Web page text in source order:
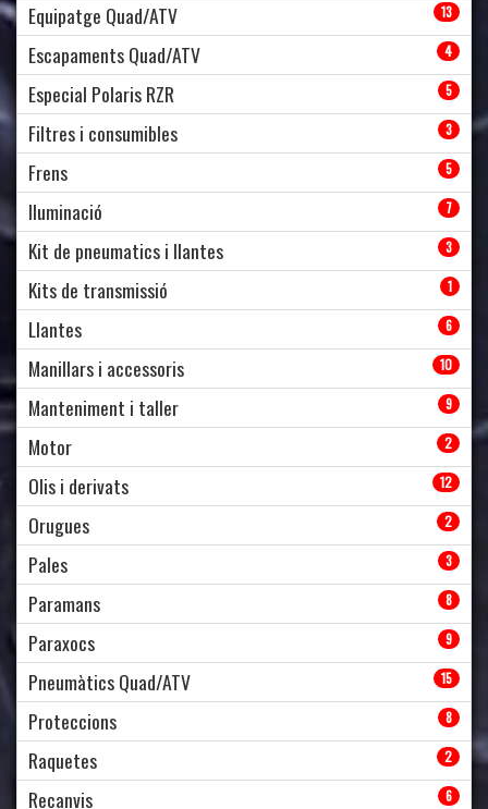
Equipatge Quad/ATV 13
Escapaments Quad/ATV 4
Especial Polaris RZR 5
Filtres i consumibles 3
Frens 5
Iluminació 7
Kit de pneumatics i llantes 3
Kits de transmissió 1
Llantes 6
Manillars i accessoris 10
Manteniment i taller 9
Motor 2
Olis i derivats 12
Orugues 2
Pales 3
Paramans 8
Paraxocs 9
Pneumàtics Quad/ATV 15
Proteccions 8
Raquetes 2
Recanvis 6